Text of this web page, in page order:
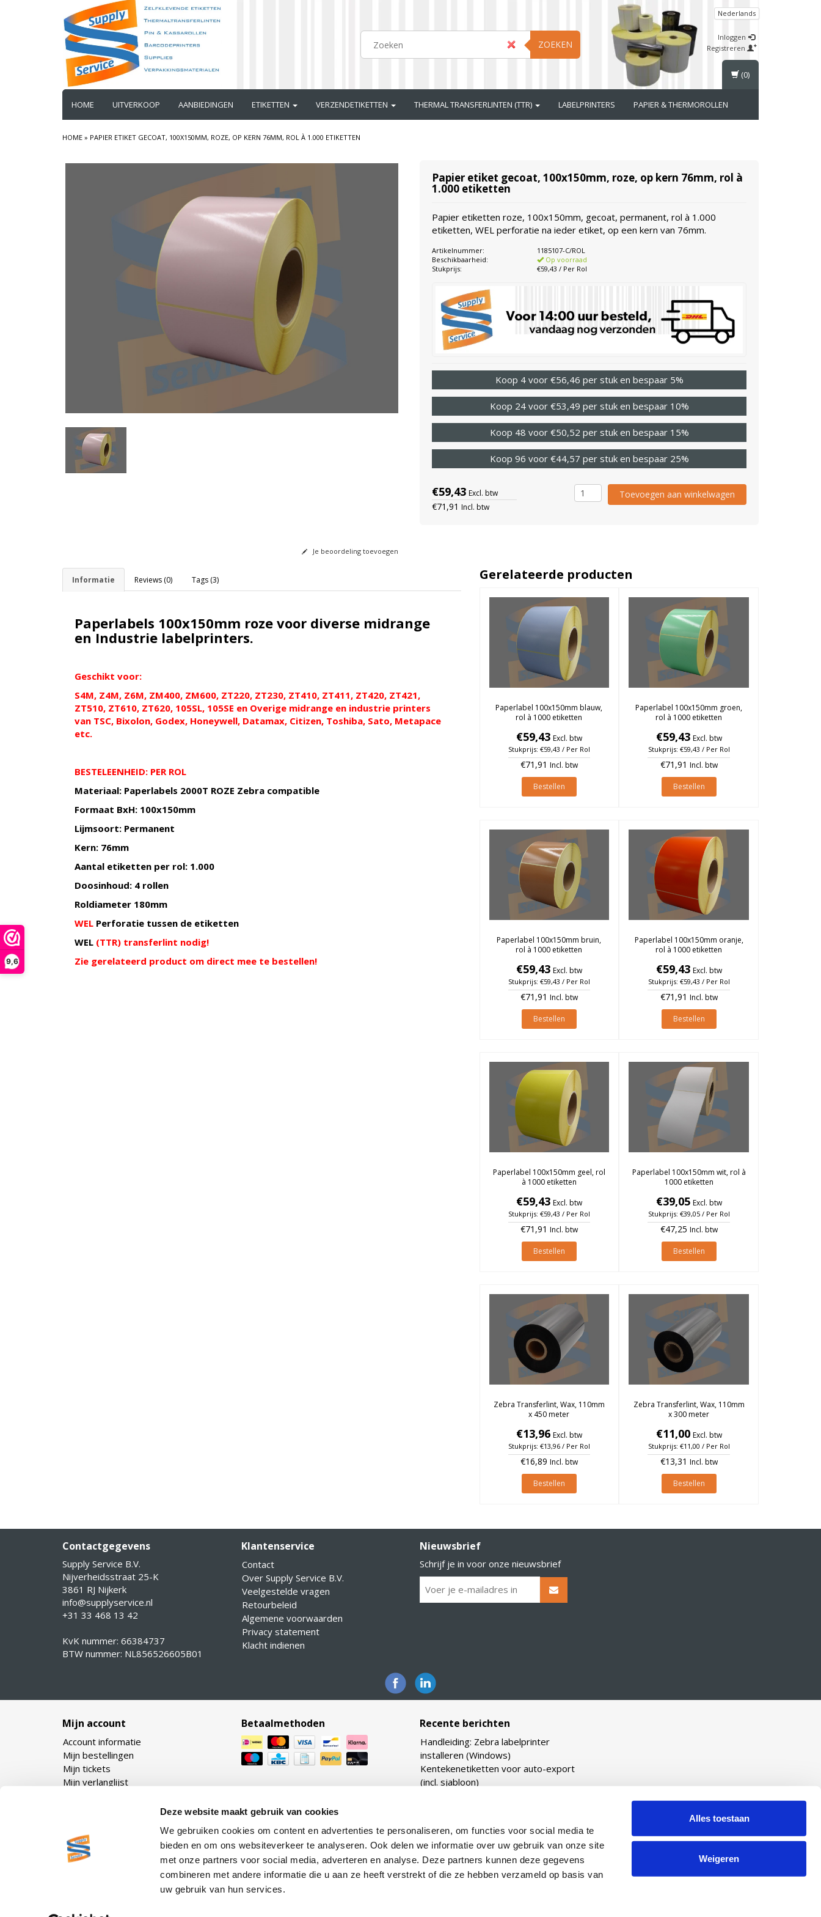
Deze website maakt gebruik van cookies
We gebruiken cookies om content en advertenties te personaliseren, om functies voor social media te
bieden en om ons websiteverkeer te analyseren. Ook delen we informatie over uw gebruik van onze site
met onze partners voor social media, adverteren en analyse. Deze partners kunnen deze gegevens
combineren met andere informatie die u aan ze heeft verstrekt of die ze hebben verzameld op basis van
uw gebruik van hun services.
Alles toestaan
Weigeren
9,6
ZOEKEN
Nederlands
Inloggen
Registreren
HOME UITVERKOOP AANBIEDINGEN ETIKETTEN VERZENDETIKETTEN THERMAL TRANSFERLINTEN (TTR) LABELPRINTERS PAPIER & THERMOROLLEN
(0)
HOME » PAPIER ETIKET GECOAT, 100X150MM, ROZE, OP KERN 76MM, ROL À 1.000 ETIKETTEN
Papier etiket gecoat, 100x150mm, roze, op kern 76mm, rol à
1.000 etiketten
Papier etiketten roze, 100x150mm, gecoat, permanent, rol à 1.000
etiketten, WEL perforatie na ieder etiket, op een kern van 76mm.
Artikelnummer:
1185107-C/ROL
Beschikbaarheid:
Op voorraad
Stukprijs:
€59,43 / Per Rol
Koop 4 voor €56,46 per stuk en bespaar 5%
Koop 24 voor €53,49 per stuk en bespaar 10%
Koop 48 voor €50,52 per stuk en bespaar 15%
Koop 96 voor €44,57 per stuk en bespaar 25%
€59,43 Excl. btw
€71,91 Incl. btw
Je beoordeling toevoegen
Informatie Reviews (0) Tags (3)
Paperlabels 100x150mm roze voor diverse midrange
en Industrie labelprinters.
Geschikt voor:
S4M, Z4M, Z6M, ZM400, ZM600, ZT220, ZT230, ZT410, ZT411, ZT420, ZT421,
ZT510, ZT610, ZT620, 105SL, 105SE en Overige midrange en industrie printers
van TSC, Bixolon, Godex, Honeywell, Datamax, Citizen, Toshiba, Sato, Metapace
etc.
BESTELEENHEID: PER ROL
Materiaal: Paperlabels 2000T ROZE Zebra compatible
Formaat BxH: 100x150mm
Lijmsoort: Permanent
Kern: 76mm
Aantal etiketten per rol: 1.000
Doosinhoud: 4 rollen
Roldiameter 180mm
WEL Perforatie tussen de etiketten
WEL (TTR) transferlint nodig!
Zie gerelateerd product om direct mee te bestellen!
Gerelateerde producten
Paperlabel 100x150mm blauw,
rol à 1000 etiketten
€59,43 Excl. btw
Stukprijs: €59,43 / Per Rol
€71,91 Incl. btw
Bestellen
Paperlabel 100x150mm groen,
rol à 1000 etiketten
€59,43 Excl. btw
Stukprijs: €59,43 / Per Rol
€71,91 Incl. btw
Bestellen
Paperlabel 100x150mm bruin,
rol à 1000 etiketten
€59,43 Excl. btw
Stukprijs: €59,43 / Per Rol
€71,91 Incl. btw
Bestellen
Paperlabel 100x150mm oranje,
rol à 1000 etiketten
€59,43 Excl. btw
Stukprijs: €59,43 / Per Rol
€71,91 Incl. btw
Bestellen
Paperlabel 100x150mm geel, rol
à 1000 etiketten
€59,43 Excl. btw
Stukprijs: €59,43 / Per Rol
€71,91 Incl. btw
Bestellen
Paperlabel 100x150mm wit, rol à
1000 etiketten
€39,05 Excl. btw
Stukprijs: €39,05 / Per Rol
€47,25 Incl. btw
Bestellen
Zebra Transferlint, Wax, 110mm
x 450 meter
€13,96 Excl. btw
Stukprijs: €13,96 / Per Rol
€16,89 Incl. btw
Bestellen
Zebra Transferlint, Wax, 110mm
x 300 meter
€11,00 Excl. btw
Stukprijs: €11,00 / Per Rol
€13,31 Incl. btw
Bestellen
Contactgegevens
Supply Service B.V.
Nijverheidsstraat 25-K
3861 RJ Nijkerk
info@supplyservice.nl
+31 33 468 13 42
KvK nummer: 66384737
BTW nummer: NL856526605B01
Klantenservice
Contact
Over Supply Service B.V.
Veelgestelde vragen
Retourbeleid
Algemene voorwaarden
Privacy statement
Klacht indienen
Nieuwsbrief
Schrijf je in voor onze nieuwsbrief
Mijn account
Account informatie
Mijn bestellingen
Mijn tickets
Mijn verlanglijst
Betaalmethoden Recente berichten
Handleiding: Zebra labelprinter
installeren (Windows)
Kentekenetiketten voor auto-export
(incl. sjabloon)
TTR linten heb ik nodig voor mijn
etiketten?
Lijmtypes uitgelegd: van permanent
tot removable